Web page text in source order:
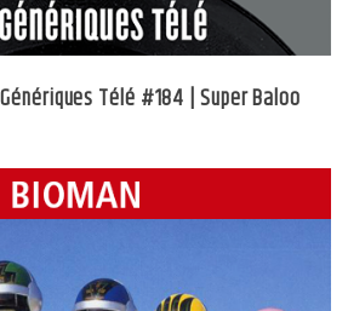
Télé #184 | Super Baloo